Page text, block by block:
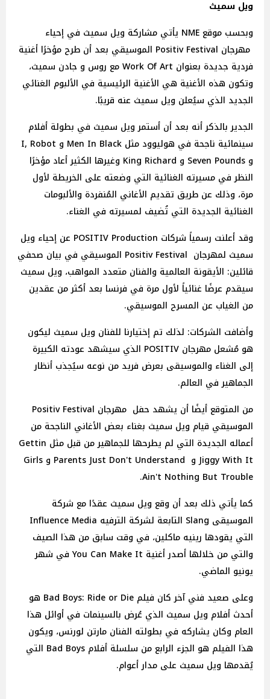
ويل سميث
وبحسب موقع NME يأتي مشاركة ويل سميث في إحياء
مهرجان Positiv Festival الموسيقي بعد أن طرح مؤخرًا أغنية
فردية جديدة بعنوان Work Of Art مع روس و جادن سميث،
وتكون هذه الأغنية هي الأغنية الرئيسية في الألبوم الغنائي
الجديد الذي سيُعلن ويل سميث عنه قريبًا.
الجدير بالذكر أنه بعد أن أستمر ويل سميث في بطولة أفلام
سينمائية ناجحة في هوليوود مثل Men In Black و I, Robot
و Seven Pounds و King Richard وغيرها الكثير أعاد مؤخرًا
النظر في مسيرته الغنائية التي وضعته على الخريطة لأول
مرة، وذلك عن طريق تقديم الأغاني المُنفردة والألبومات
الغنائية الجديدة التي تُضيف لمسيرته في الغناء.
وقد أعلنت رسمياً شركات POSITIV Production عن إحياء ويل
سميث لمهرجان Positiv Festival الموسيقي في بيان صحفي
قائلين: الأيقونة العالمية والفنان متعدد المواهب، ويل سميث
سيقدم عرضًا غنائياً لأول مرة في فرنسا بعد أكثر من عقدين
من الغياب عن المسرح الموسيقي.
وأضافت الشركات: لذلك تم إختيارنا للفنان ويل سميث ليكون
هو مُشعل مهرجان POSITIV الذي سيشهد عودته الكبيرة
إلى الغناء والموسيقى بعرض فريد من نوعه سيُجذب أنظار
الجماهير في العالم.
من المتوقع أيضًا أن يشهد حفل مهرجان Positiv Festival
الموسيقي قيام ويل سميث بغناء بعض الأغاني الناجحة من
أعماله الجديدة التي لم يطرحها للجماهير من قبل مثل Gettin
Jiggy With It و Parents Just Don't Understand و Girls
Ain't Nothing But Trouble.
كما يأتي ذلك بعد أن وقع ويل سميث عقدًا مع شركة
الموسيقى Slang التابعة لشركة الترفيه Influence Media
التي يقودها رينيه ماكلين، في وقت سابق من هذا الصيف
والتي من خلالها أصدر أغنية You Can Make It في شهر
يونيو الماضي.
وعلى صعيد فني آخر كان فيلم Bad Boys: Ride or Die هو
أحدث أفلام ويل سميث الذي عُرض بالسينمات في أوائل هذا
العام وكان يشاركه في بطولته الفنان مارتن لورنس، ويكون
هذا الفيلم هو الجزء الرابع من سلسلة أفلام Bad Boys التي
يُقدمها ويل سميث على مدار أعوام.